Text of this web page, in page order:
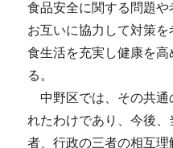
食品安全に関する問題や
お互いに協力して対策
食生活を充実し健康を
る。
中野区では、その共通
れたわけであり、今後
者、行政の三者の相互